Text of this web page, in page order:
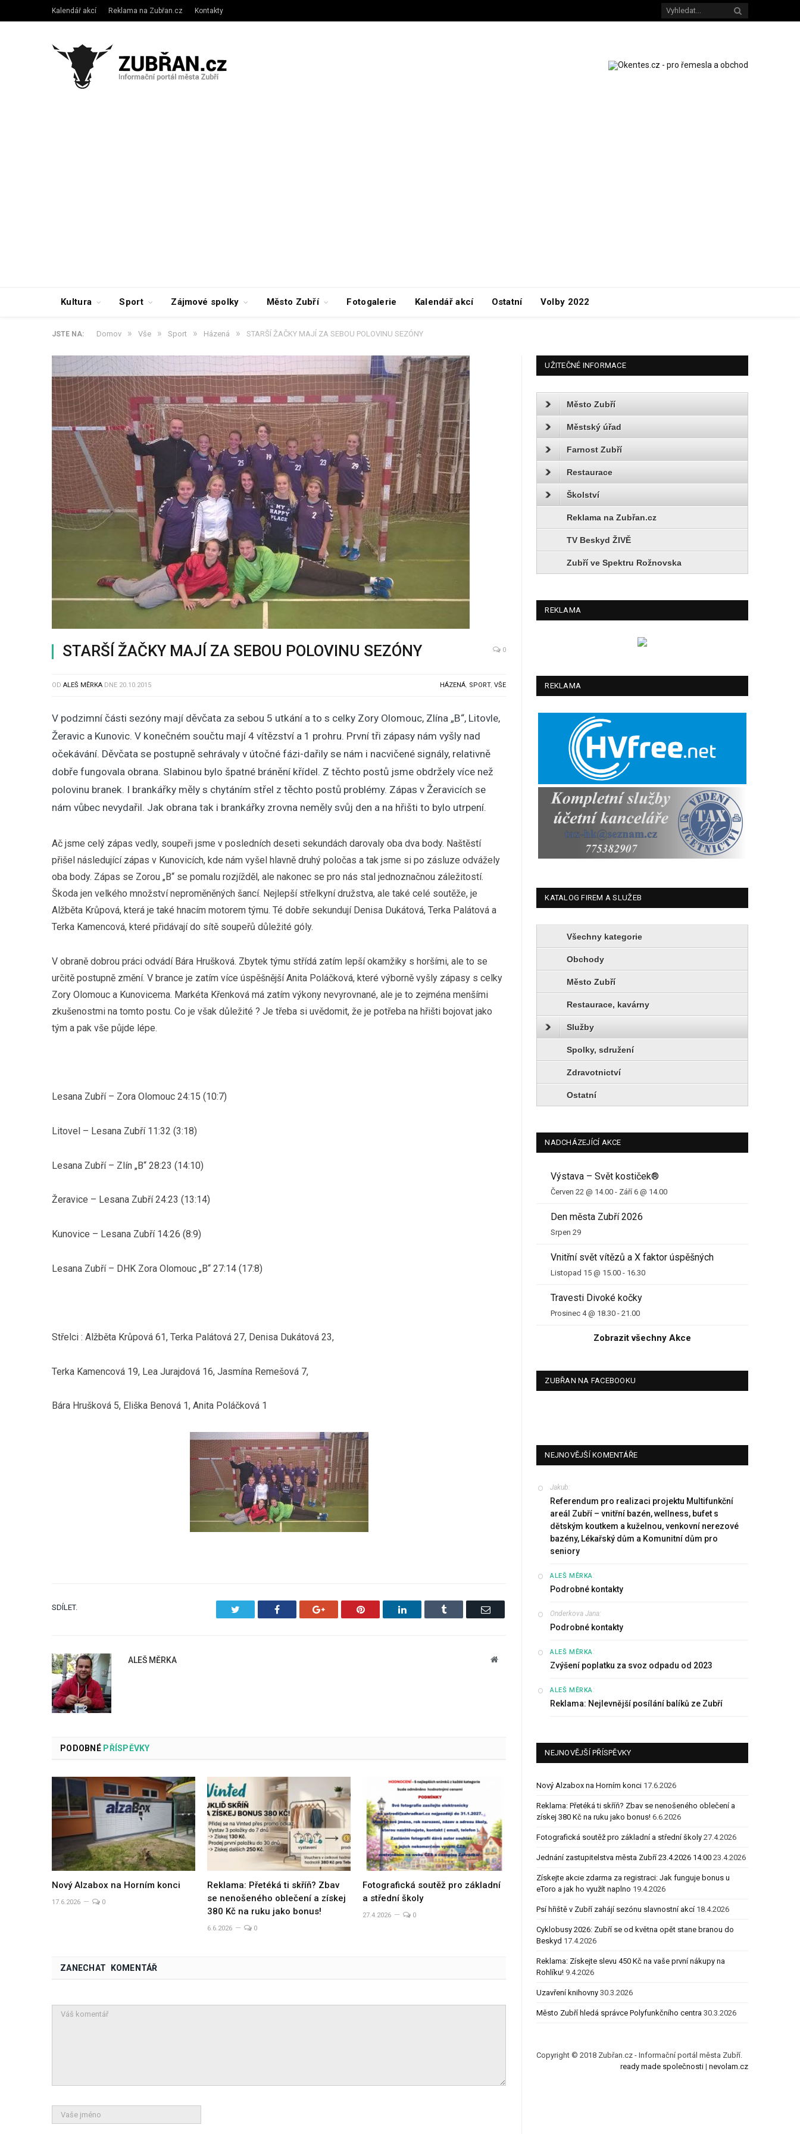
Kalendář akcí Reklama na Zubřan.cz Kontakty
Kultura Sport Zájmové spolky Město Zubří Fotogalerie Kalendář akcí Ostatní Volby 2022
JSTE NA: Domov » Vše » Sport » Házená » STARŠÍ ŽAČKY MAJÍ ZA SEBOU POLOVINU SEZÓNY
STARŠÍ ŽAČKY MAJÍ ZA SEBOU POLOVINU SEZÓNY 0
OD ALEŠ MĚRKA DNE 20.10.2015 HÁZENÁ, SPORT,VŠE
V podzimní části sezóny mají děvčata za sebou 5 utkání a to s celky Zory Olomouc, Zlína „B“, Litovle,
Žeravic a Kunovic. V konečném součtu mají 4 vítězství a 1 prohru. První tři zápasy nám vyšly nad
očekávání. Děvčata se postupně sehrávaly v útočné fázi-dařily se nám i nacvičené signály, relativně
dobře fungovala obrana. Slabinou bylo špatné bránění křídel. Z těchto postů jsme obdržely více než
polovinu branek. I brankářky měly s chytáním střel z těchto postů problémy. Zápas v Žeravicích se
nám vůbec nevydařil. Jak obrana tak i brankářky zrovna neměly svůj den a na hřišti to bylo utrpení.
Ač jsme celý zápas vedly, soupeři jsme v posledních deseti sekundách darovaly oba dva body. Naštěstí
přišel následující zápas v Kunovicích, kde nám vyšel hlavně druhý poločas a tak jsme si po zásluze odvážely
oba body. Zápas se Zorou „B“ se pomalu rozjížděl, ale nakonec se pro nás stal jednoznačnou záležitostí.
Škoda jen velkého množství neproměněných šancí. Nejlepší střelkyní družstva, ale také celé soutěže, je
Alžběta Krůpová, která je také hnacím motorem týmu. Té dobře sekundují Denisa Dukátová, Terka Palátová a
Terka Kamencová, které přidávají do sítě soupeřů důležité góly.
V obraně dobrou práci odvádí Bára Hrušková. Zbytek týmu střídá zatím lepší okamžiky s horšími, ale to se
určitě postupně změní. V brance je zatím více úspěšnější Anita Poláčková, které výborně vyšly zápasy s celky
Zory Olomouc a Kunovicema. Markéta Křenková má zatím výkony nevyrovnané, ale je to zejména menšími
zkušenostmi na tomto postu. Co je však důležité ? Je třeba si uvědomit, že je potřeba na hřišti bojovat jako
tým a pak vše půjde lépe.
Lesana Zubří – Zora Olomouc 24:15 (10:7)
Litovel – Lesana Zubří 11:32 (3:18)
Lesana Zubří – Zlín „B“ 28:23 (14:10)
Žeravice – Lesana Zubří 24:23 (13:14)
Kunovice – Lesana Zubří 14:26 (8:9)
Lesana Zubří – DHK Zora Olomouc „B“ 27:14 (17:8)
Střelci : Alžběta Krůpová 61, Terka Palátová 27, Denisa Dukátová 23,
Terka Kamencová 19, Lea Jurajdová 16, Jasmína Remešová 7,
Bára Hrušková 5, Eliška Benová 1, Anita Poláčková 1
SDÍLET. Facebook Google+ Pinterest LinkedIn Tumblr Email
ALEŠ MĚRKA Website
PODOBNÉPŘÍSPĚVKY
Nový Alzabox na Horním konci
17.6.2026 0
Reklama: Přetéká ti skříň? Zbav
se nenošeného oblečení a získej
380 Kč na ruku jako bonus!
6.6.2026 0
Fotografická soutěž pro základní
a střední školy
27.4.2026 0
ZANECHAT KOMENTÁŘ
UŽITEČNÉ INFORMACE
Město Zubří
Městský úřad
Farnost Zubří
Restaurace
Školství
Reklama na Zubřan.cz
TV Beskyd ŽIVĚ
Zubří ve Spektru Rožnovska
REKLAMA
REKLAMA
KATALOG FIREM A SLUŽEB
Všechny kategorie
Obchody
Město Zubří
Restaurace, kavárny
Služby
Spolky, sdružení
Zdravotnictví
Ostatní
NADCHÁZEJÍCÍ AKCE
Výstava – Svět kostiček®
Červen 22 @ 14.00 - Září 6 @ 14.00
Den města Zubří 2026
Srpen 29
Vnitřní svět vítězů a X faktor úspěšných
Listopad 15 @ 15.00 - 16.30
Travesti Divoké kočky
Prosinec 4 @ 18.30 -21.00
Zobrazit všechny Akce
ZUBŘAN NA FACEBOOKU
NEJNOVĚJŠÍ KOMENTÁŘE
Jakub:
Referendum pro realizaci projektu Multifunkční
areál Zubří – vnitřní bazén, wellness, bufet s
dětským koutkem a kuželnou, venkovní nerezové
bazény, Lékařský dům a Komunitní dům pro
seniory
ALEŠ MĚRKA:
Podrobné kontakty
Onderkova Jana:
Podrobné kontakty
ALEŠ MĚRKA:
Zvýšení poplatku za svoz odpadu od 2023
ALEŠ MĚRKA:
Reklama: Nejlevnější posílání balíků ze Zubří
NEJNOVĚJŠÍ PŘÍSPĚVKY
Nový Alzabox na Horním konci 17.6.2026
Reklama: Přetéká ti skříň? Zbav se nenošeného oblečení a
získej 380 Kč na ruku jako bonus! 6.6.2026
Fotografická soutěž pro základní a střední školy 27.4.2026
Jednání zastupitelstva města Zubří 23.4.2026 14:00 23.4.2026
Získejte akcie zdarma za registraci: Jak funguje bonus u
eToro a jak ho využít naplno 19.4.2026
Psí hřiště v Zubří zahájí sezónu slavnostní akcí 18.4.2026
Cyklobusy 2026: Zubří se od května opět stane branou do
Beskyd 17.4.2026
Reklama: Získejte slevu 450 Kč na vaše první nákupy na
Rohlíku! 9.4.2026
Uzavření knihovny 30.3.2026
Město Zubří hledá správce Polyfunkčního centra 30.3.2026
Copyright © 2018 Zubřan.cz - Informační portál města Zubří.
ready made společnosti| nevolam.cz